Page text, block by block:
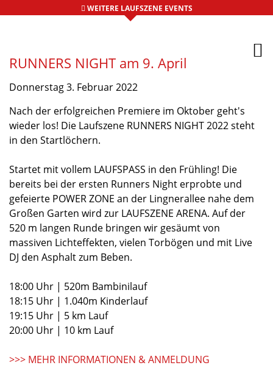
WEITERE LAUFSZENE EVENTS
RUNNERS NIGHT am 9. April
Donnerstag 3. Februar 2022
Nach der erfolgreichen Premiere im Oktober geht's
wieder los! Die Laufszene RUNNERS NIGHT 2022 steht
in den Startlöchern.
Startet mit vollem LAUFSPASS in den Frühling! Die
bereits bei der ersten Runners Night erprobte und
gefeierte POWER ZONE an der Lingnerallee nahe dem
Großen Garten wird zur LAUFSZENE ARENA. Auf der
520 m langen Runde bringen wir gesäumt von
massiven Lichteffekten, vielen Torbögen und mit Live
DJ den Asphalt zum Beben.
18:00 Uhr | 520m Bambinilauf
18:15 Uhr | 1.040m Kinderlauf
19:15 Uhr | 5 km Lauf
20:00 Uhr | 10 km Lauf
>>> MEHR INFORMATIONEN & ANMELDUNG